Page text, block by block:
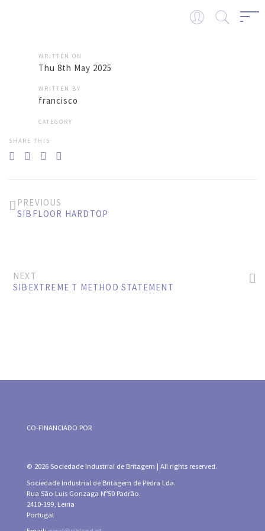
WRITTEN ON
Thu 8th May 2025
WRITTEN BY
francisco
CATEGORY
SHARE THIS
PREVIOUS
SIBFLOOR HARDTOP
NEXT
SIBEXTREME T METHOD STATEMENT
CO-FINANCIADO POR
© 2026 Sociedade Industrial de Britagem | All rights reserved.
Sociedade Industrial de Britagem de Pedra Lda.
Rua São Luis Gonzaga Nº50 Padrão.
2410-199, Leiria
Portugal